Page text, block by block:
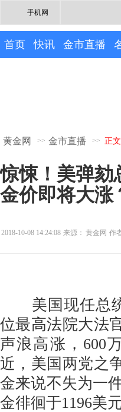
手机网
首页 快讯 金市直播
黄金网 >> 金市直播 >> 正文
惊悚！美弹劾
金价即将大涨
2018-10-08 14:24:08 来源： 黄金网 作
美国现任总统
位最高法院大法
声浪高涨，600
近，美国两党之
金来说不失为一
金徘徊于1196美